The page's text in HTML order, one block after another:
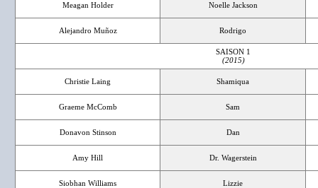
Meagan Holder Noelle Jackson
Alejandro Muñoz Rodrigo
SAISON 1
(2015)
Christie Laing Shamiqua
Graeme McComb Sam
Donavon Stinson Dan
Amy Hill Dr. Wagerstein
Siobhan Williams Lizzie